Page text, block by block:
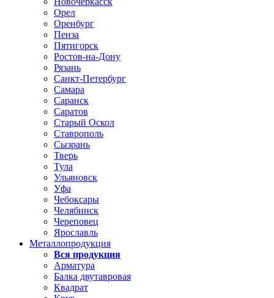
Орел
Оренбург
Пенза
Пятигорск
Ростов-на-Дону
Рязань
Санкт-Петербург
Самара
Саранск
Саратов
Старый Оскол
Ставрополь
Сызрань
Тверь
Тула
Ульяновск
Уфа
Чебоксары
Челябинск
Череповец
Ярославль
Металлопродукция
Вся продукция
Арматура
Балка двутавровая
Квадрат